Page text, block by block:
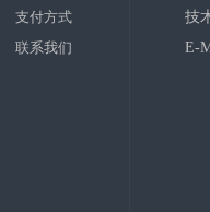
支付方式
联系我们
技
E-